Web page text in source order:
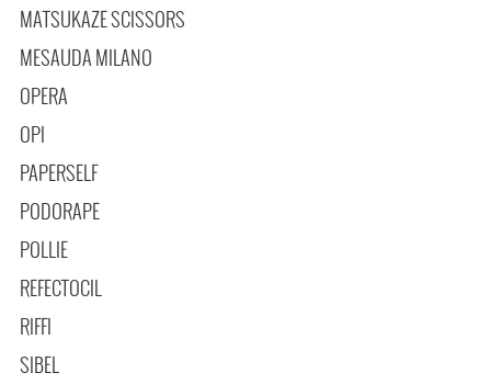
MATSUKAZE SCISSORS
MESAUDA MILANO
OPERA
OPI
PAPERSELF
PODORAPE
POLLIE
REFECTOCIL
RIFFI
SIBEL